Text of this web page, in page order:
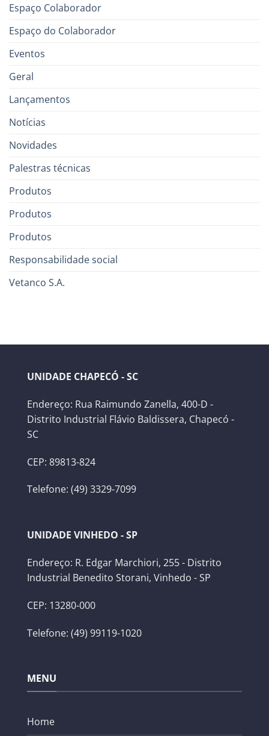
Espaço Colaborador
Espaço do Colaborador
Eventos
Geral
Lançamentos
Notícias
Novidades
Palestras técnicas
Produtos
Produtos
Produtos
Responsabilidade social
Vetanco S.A.
UNIDADE CHAPECÓ - SC
Endereço: Rua Raimundo Zanella, 400-D -
Distrito Industrial Flávio Baldissera, Chapecó -
SC
CEP: 89813-824
Telefone: (49) 3329-7099
UNIDADE VINHEDO - SP
Endereço: R. Edgar Marchiori, 255 - Distrito
Industrial Benedito Storani, Vinhedo - SP
CEP: 13280-000
Telefone: (49) 99119-1020
MENU
Home